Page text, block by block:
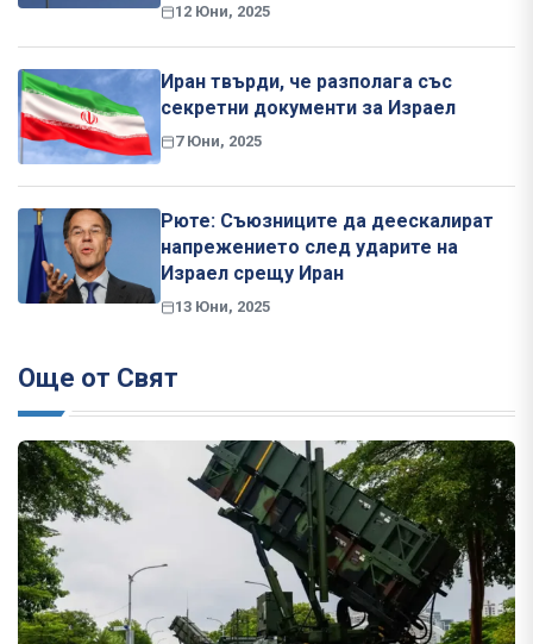
12 Юни, 2025
Иран твърди, че разполага със
секретни документи за Израел
7 Юни, 2025
Рюте: Съюзниците да деескалират
напрежението след ударите на
Израел срещу Иран
13 Юни, 2025
Още от Свят